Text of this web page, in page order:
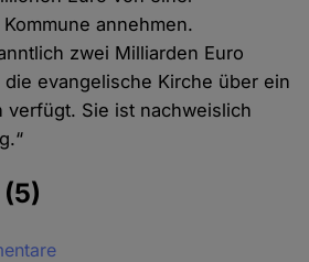
annehmen.
zwei Milliarden Euro
evangelische Kirche über ein
verfügt. Sie ist nachweislich
(5)